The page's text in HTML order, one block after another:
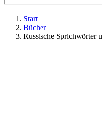
Start
Bücher
Russische Sprichwörter